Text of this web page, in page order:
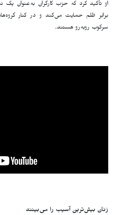
او تأکید کرد که حزب کارگران به‌عنوان
برابر ظلم حمایت می‌کند و در کنار
سرکوب روبه‌رو هستند.
زنان بیش‌ترین آسیب را می‌بینند